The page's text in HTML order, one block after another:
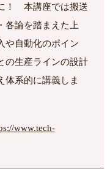
！ 本講座では搬送
各論を踏まえた上
や自動化のポイン
の生産ラインの設計
体系的に講義しま
www.tech-